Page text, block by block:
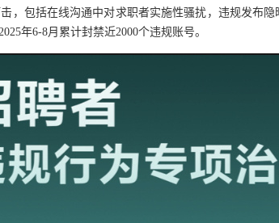
，包括在线沟通中对求职者实施性骚扰，违规发布隐
年6-8月累计封禁近2000个违规账号。